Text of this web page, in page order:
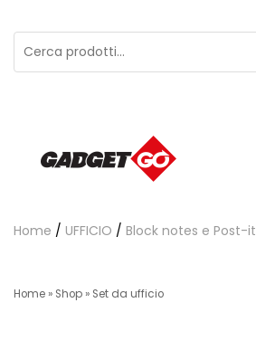
Home / UFFICIO / Block notes e Post-it
Home » Shop » Set da ufficio